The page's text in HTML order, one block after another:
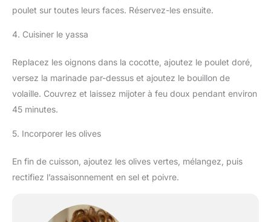
poulet sur toutes leurs faces. Réservez-les ensuite.
4. Cuisiner le yassa
Replacez les oignons dans la cocotte, ajoutez le poulet doré,
versez la marinade par-dessus et ajoutez le bouillon de
volaille. Couvrez et laissez mijoter à feu doux pendant environ
45 minutes.
5. Incorporer les olives
En fin de cuisson, ajoutez les olives vertes, mélangez, puis
rectifiez l’assaisonnement en sel et poivre.